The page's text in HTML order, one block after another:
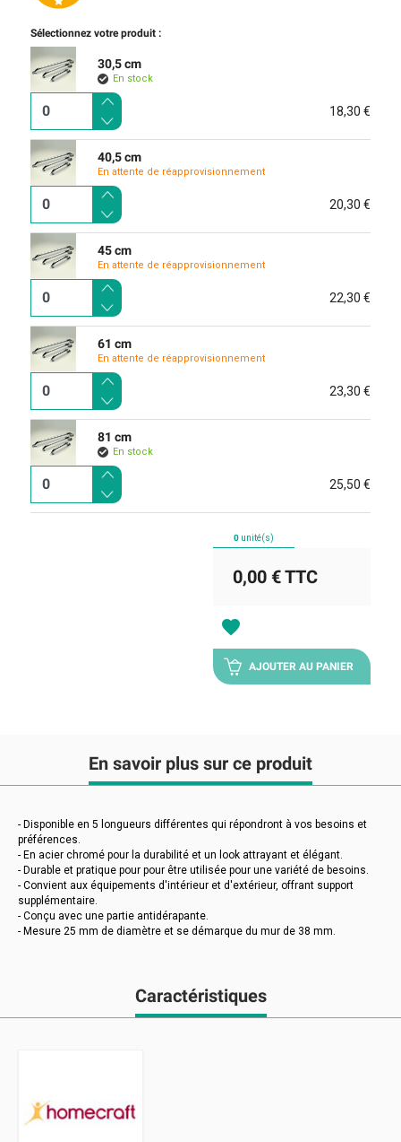
Sélectionnez votre produit :
30,5 cm
En stock
18,30 €
40,5 cm
En attente de réapprovisionnement
20,30 €
45 cm
En attente de réapprovisionnement
22,30 €
61 cm
En attente de réapprovisionnement
23,30 €
81 cm
En stock
25,50 €
0 unité(s)
0,00 €TTC
favorite
AJOUTER AU PANIER
En savoir plus sur ce produit
- Disponible en 5 longueurs différentes qui répondront à vos besoins et
préférences.
- En acier chromé pour la durabilité et un look attrayant et élégant.
- Durable et pratique pour pour être utilisée pour une variété de besoins.
- Convient aux équipements d'intérieur et d'extérieur, offrant support
supplémentaire.
- Conçu avec une partie antidérapante.
- Mesure 25 mm de diamètre et se démarque du mur de 38 mm.
Caractéristiques